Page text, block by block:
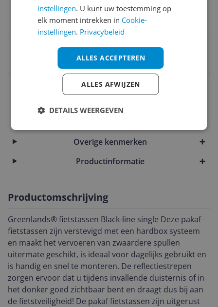
Product breedte
8714736503293
Inhoud en samenstelling van dit artikel
Overige kenmerken
Productinformatie
Productomschrijving
Greenlands® fietstassen Black-line single Deze pakaf
fietstassen zijn verstevigd met een hardbox systeem
en maakt het vervoeren van zwaardere spullen
uitermate geschikt, is ideaal voor dagelijks gebruikt en
is handig en snel te monteren. De reflectiestrepen
zorgen ervoor dat u tijdens invallende duisternis of in
het donker goed zichtbaar bent en draagt dus bij aan
de fietstveiligheid! De pakaf fietstassen zijn uitgerust
instellingen. U kunt uw toestemming op
elk moment intrekken in Cookie-
instellingen. Privacybeleid
ALLES ACCEPTEREN
ALLES AFWIJZEN
DETAILS WEERGEVEN